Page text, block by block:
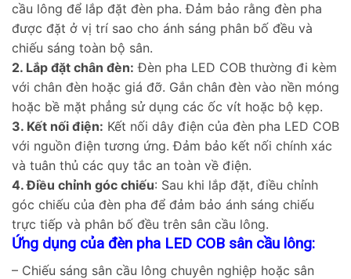
cầu lông để lắp đặt đèn pha. Đảm bảo rằng đèn pha
được đặt ở vị trí sao cho ánh sáng phân bố đều và
chiếu sáng toàn bộ sân.
2. Lắp đặt chân đèn: Đèn pha LED COB thường đi kèm
với chân đèn hoặc giá đỡ. Gắn chân đèn vào nền móng
hoặc bề mặt phẳng sử dụng các ốc vít hoặc bộ kẹp.
3. Kết nối điện: Kết nối dây điện của đèn pha LED COB
với nguồn điện tương ứng. Đảm bảo kết nối chính xác
và tuân thủ các quy tắc an toàn về điện.
4. Điều chỉnh góc chiếu: Sau khi lắp đặt, điều chỉnh
góc chiếu của đèn pha để đảm bảo ánh sáng chiếu
trực tiếp và phân bố đều trên sân cầu lông.
Ứng dụng của đèn pha LED COB sân cầu lông:
– Chiếu sáng sân cầu lông chuyên nghiệp hoặc sân